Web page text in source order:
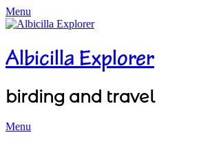
Menu
Albicilla Explorer
birding and travel
Menu